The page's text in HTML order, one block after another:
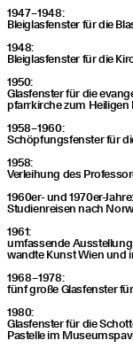
1947 – 1948:
Blei­glas­fens­ter für die
1948:
Blei­glas­fens­ter für die
1950:
Glas­fens­ter für die
pfarr­kir­che zum Hei­li­gen
1958 – 1960:
Schöp­fungs­fens­ter für
1958:
Ver­lei­hung des
1960er- und 1970er-Jahre:
Stu­di­en­rei­sen nach
1961:
umfas­sen­de
wand­te Kunst Wien und
1968 – 1978:
fünf gro­ße Glas­fens­ter
1980:
Glas­fens­ter für die
Pas­tel­le im